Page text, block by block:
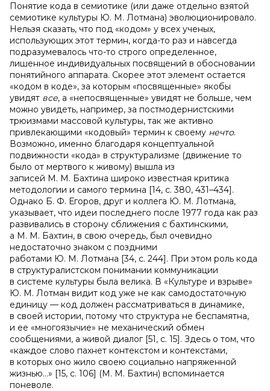
Понятие кода в семиотике (или даже отдельно взятой
семиотике культуры Ю. М. Лотмана) эволюционировало.
Нельзя сказать, что под «кодом» у всех ученых,
использующих этот термин, когда-то раз и навсегда
подразумевалось что-то строго определенное,
лишенное индивидуальных посвящений в обосновании
понятийного аппарата. Скорее этот элемент остается
«кодом в коде», за которым «посвященные» якобы
увидят все, а «непосвященные» увидят не больше, чем
можно увидеть, например, за постмодернистскими
трюизмами массовой культуры, так же активно
привлекающими «кодовый» термин к своему нечто.
Возможно, именно благодаря концептуальной
подвижности «кода» в структурализме (движение то
было от мертвого к живому) вышла из
записей М. М. Бахтина широко известная критика
методологии и самого термина [14, c. 380, 431–434].
Однако Б. Ф. Егоров, друг и коллега Ю. М. Лотмана,
указывает, что идеи последнего после 1977 года как раз
развивались в сторону сближения с бахтинскими,
а М. М. Бахтин, в свою очередь, был очевидно
недостаточно знаком с поздними
работами Ю. М. Лотмана [34, c. 244]. При этом роль кода
в структуралистском понимании коммуникации
в системе культуры была велика. В «Культуре и взрыве»
Ю. М. Лотман видит код уже не как самодостаточную
единицу — код должен рассматриваться в динамике,
в своей истории, потому что структура не беспамятна,
и ее «многоязычие» не механический обмен
сообщениями, а живой диалог [51, c. 15]. Здесь о том, что
«каждое слово пахнет контекстом и контекстами,
в которых оно жило своею социально напряженной
жизнью…» [15, c. 106] (М. М. Бахтин) вспоминается
поневоле.